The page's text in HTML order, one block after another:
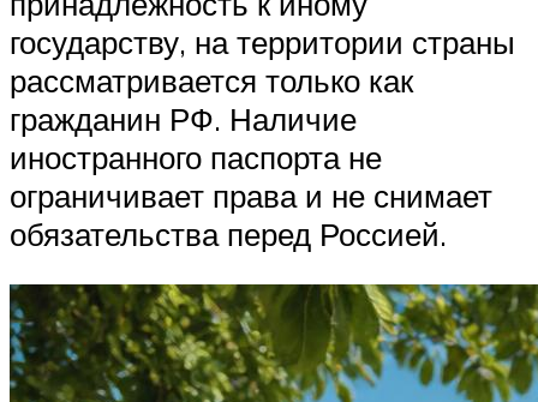
государству, на территории страны
рассматривается только как
гражданин РФ. Наличие
иностранного паспорта не
ограничивает права и не снимает
обязательства перед Россией.